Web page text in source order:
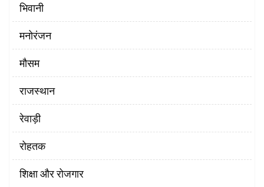
भिवानी
मनोरंजन
मौसम
राजस्थान
रेवाड़ी
रोहतक
शिक्षा और रोजगार